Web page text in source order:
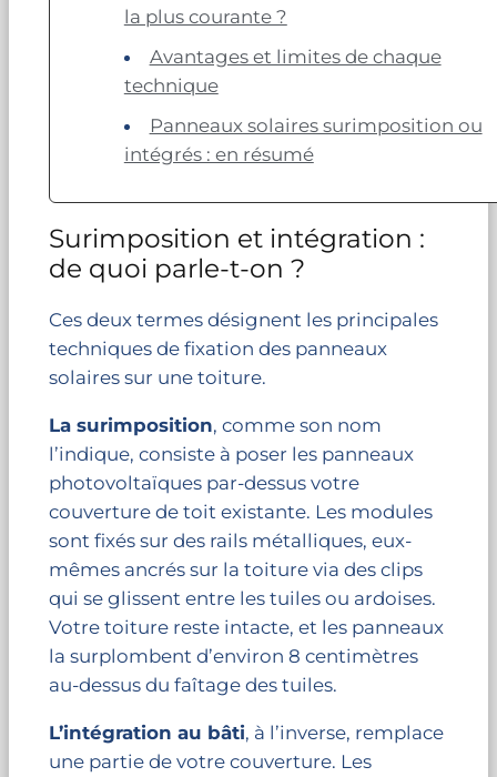
la plus courante ?
Avantages et limites de chaque
technique
Panneaux solaires surimposition ou
intégrés : en résumé
Surimposition et intégration :
de quoi parle-t-on ?
Ces deux termes désignent les principales
techniques de fixation des panneaux
solaires sur une toiture.
La surimposition, comme son nom
l’indique, consiste à poser les panneaux
photovoltaïques par-dessus votre
couverture de toit existante. Les modules
sont fixés sur des rails métalliques, eux-
mêmes ancrés sur la toiture via des clips
qui se glissent entre les tuiles ou ardoises.
Votre toiture reste intacte, et les panneaux
la surplombent d’environ 8 centimètres
au-dessus du faîtage des tuiles.
L’intégration au bâti, à l’inverse, remplace
une partie de votre couverture. Les